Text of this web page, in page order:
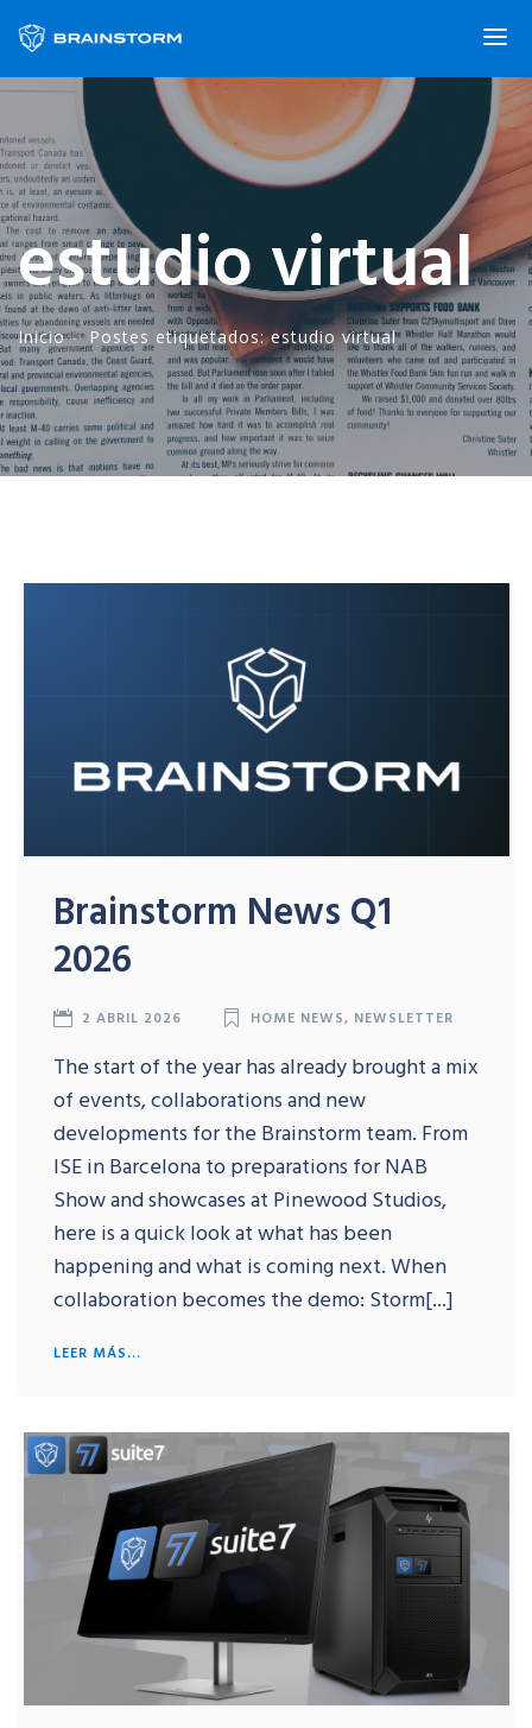
estudio virtual
Inicio -· Postes etiquetados: estudio virtual
Brainstorm News Q1
2026
2 ABRIL 2026 HOME NEWS, NEWSLETTER
The start of the year has already brought a mix
of events, collaborations and new
developments for the Brainstorm team. From
ISE in Barcelona to preparations for NAB
Show and showcases at Pinewood Studios,
here is a quick look at what has been
happening and what is coming next. When
collaboration becomes the demo: Storm[...]
LEER MÁS...